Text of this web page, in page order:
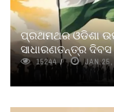
ପ୍ରଥମଥର ଓଡିଶା
ସାଧାରଣତନ୍ତ୍ର ଦିବସ
15244 JAN 25,